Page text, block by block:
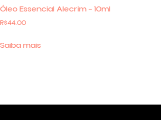
Óleo Essencial Alecrim – 10ml
R$44.00
Saiba mais